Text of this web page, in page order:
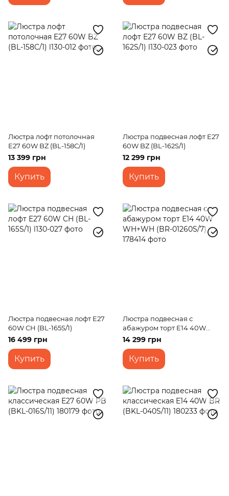
Люстра лофт потолочная
E27 60W BZ (BL-158C/1)
13 399 грн
Купить
Люстра подвесная лофт E27
60W BZ (BL-162S/1)
12 299 грн
Купить
Люстра подвесная лофт E27
60W CH (BL-165S/1)
16 499 грн
Купить
Люстра подвесная с
абажуром торт E14 40W
WH+WH (BR-01260S/7)
14 299 грн
Купить